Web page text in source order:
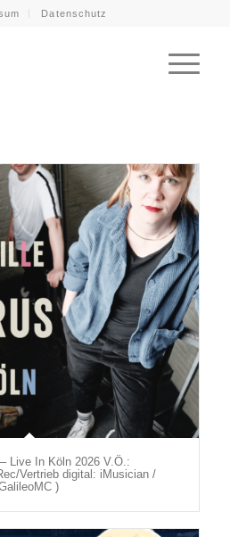
Datenschutz
Live In Köln 2026 V.Ö.:
Vertrieb digital: iMusician /
)